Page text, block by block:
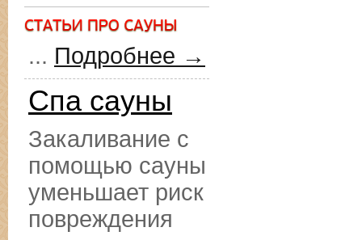
... Подробнее →
Спа сауны
Закаливание с
помощью сауны
уменьшает риск
повреждения